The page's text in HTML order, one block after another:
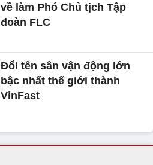
về làm Phó Chủ tịch Tập
đoàn FLC
Đổi tên sân vận động lớn
bậc nhất thế giới thành
VinFast